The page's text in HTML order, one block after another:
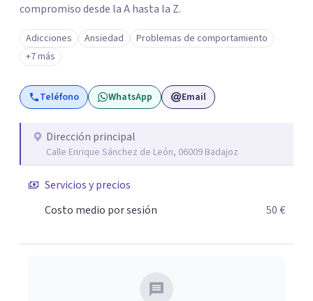
compromiso desde la A hasta la Z.
Adicciones Ansiedad
Problemas de comportamiento
+7 más
Teléfono WhatsApp Email
Dirección principal
Calle Enrique Sánchez de León, 06009 Badajoz
Servicios y precios
Costo medio por sesión
50 €